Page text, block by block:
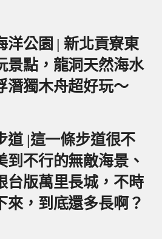
洋公園 | 新北貢寮東
景點，龍洞天然海水
潛獨木舟超好玩～
道 |這一條步道很不
到不行的無敵海景、
台版萬里長城，不時
來，到底還多長啊？